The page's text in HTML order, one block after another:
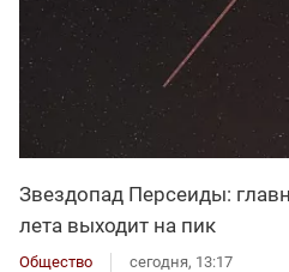
Звездопад Персеиды:
лета выходит на пик
Общество сегодня, 13:17